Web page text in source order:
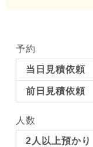
予約
当日見積依頼
前日見積依頼
人数
2人以上預かり